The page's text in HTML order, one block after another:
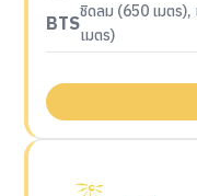
BTS
ชิดลม (650 เมตร
เมตร)